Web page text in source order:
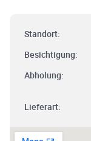
Standort:
Besichtigung:
Abholung:
Lieferart: